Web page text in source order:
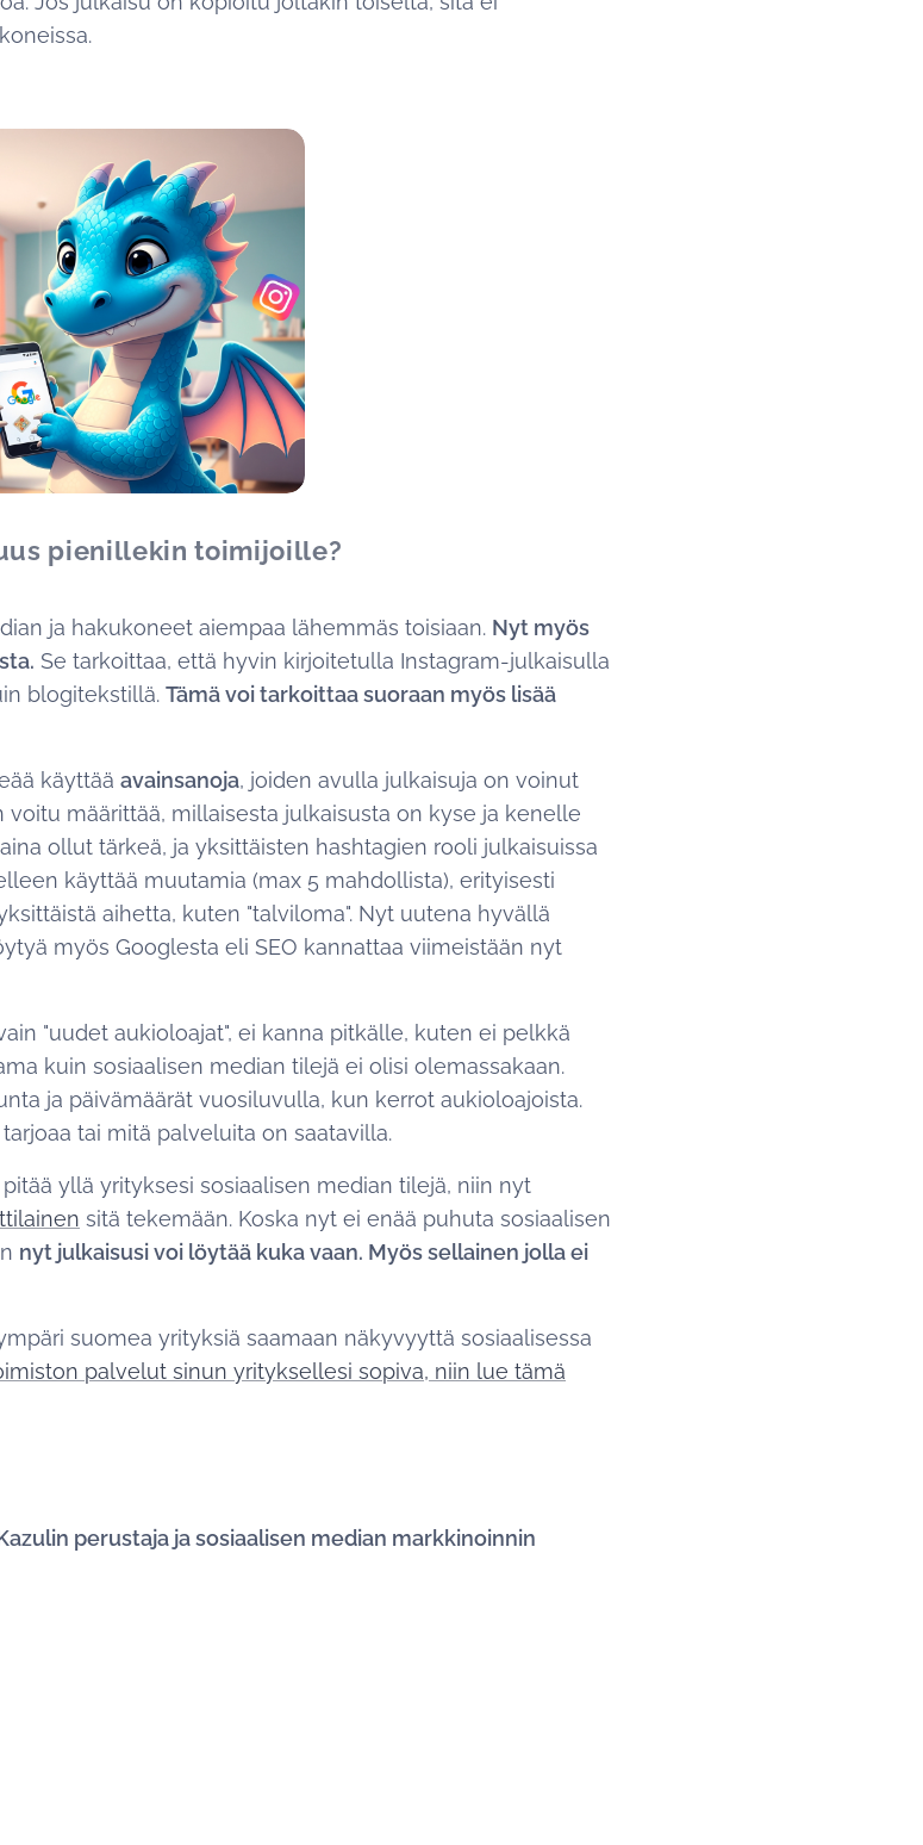
pienillekin toimijoille?
ja hakukoneet aiempaa lähemmäs toisiaan. Nyt myös
Se tarkoittaa, että hyvin kirjoitetulla Instagram-julkaisulla
blogitekstillä. Tämä voi tarkoittaa suoraan myös lisää
käyttää avainsanoja, joiden avulla julkaisuja on voinut
voitu määrittää, millaisesta julkaisusta on kyse ja kenelle
ollut tärkeä, ja yksittäisten hashtagien rooli julkaisuissa
käyttää muutamia (max 5 mahdollista), erityisesti
aihetta, kuten "talviloma". Nyt uutena hyvällä
myös Googlesta eli SEO kannattaa viimeistään nyt
"uudet aukioloajat", ei kanna pitkälle, kuten ei pelkkä
kuin sosiaalisen median tilejä ei olisi olemassakaan.
ja päivämäärät vuosiluvulla, kun kerrot aukioloajoista.
tai mitä palveluita on saatavilla.
yllä yrityksesi sosiaalisen median tilejä, niin nyt
sitä tekemään. Koska nyt ei enää puhuta sosiaalisen
nyt julkaisusi voi löytää kuka vaan. Myös sellainen jolla ei
suomea yrityksiä saamaan näkyvyyttä sosiaalisessa
palvelut sinun yrityksellesi sopiva, niin lue tämä
perustaja ja sosiaalisen median markkinoinnin